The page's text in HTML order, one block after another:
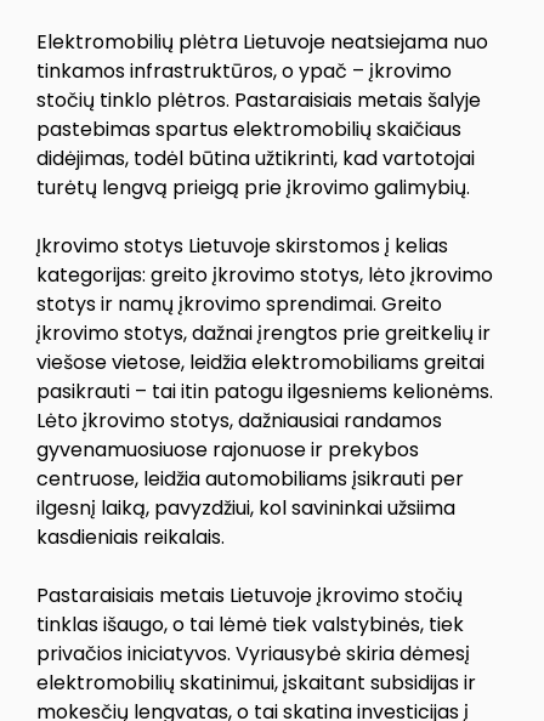
Elektromobilių plėtra Lietuvoje neatsiejama nuo
tinkamos infrastruktūros, o ypač – įkrovimo
stočių tinklo plėtros. Pastaraisiais metais šalyje
pastebimas spartus elektromobilių skaičiaus
didėjimas, todėl būtina užtikrinti, kad vartotojai
turėtų lengvą prieigą prie įkrovimo galimybių.
Įkrovimo stotys Lietuvoje skirstomos į kelias
kategorijas: greito įkrovimo stotys, lėto įkrovimo
stotys ir namų įkrovimo sprendimai. Greito
įkrovimo stotys, dažnai įrengtos prie greitkelių ir
viešose vietose, leidžia elektromobiliams greitai
pasikrauti – tai itin patogu ilgesniems kelionėms.
Lėto įkrovimo stotys, dažniausiai randamos
gyvenamuosiuose rajonuose ir prekybos
centruose, leidžia automobiliams įsikrauti per
ilgesnį laiką, pavyzdžiui, kol savininkai užsiima
kasdieniais reikalais.
Pastaraisiais metais Lietuvoje įkrovimo stočių
tinklas išaugo, o tai lėmė tiek valstybinės, tiek
privačios iniciatyvos. Vyriausybė skiria dėmesį
elektromobilių skatinimui, įskaitant subsidijas ir
mokesčių lengvatas, o tai skatina investicijas į